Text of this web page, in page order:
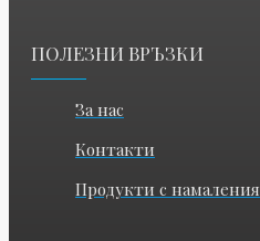
ПОЛЕЗНИ ВРЪЗКИ
За нас
Контакти
Продукти с намаления